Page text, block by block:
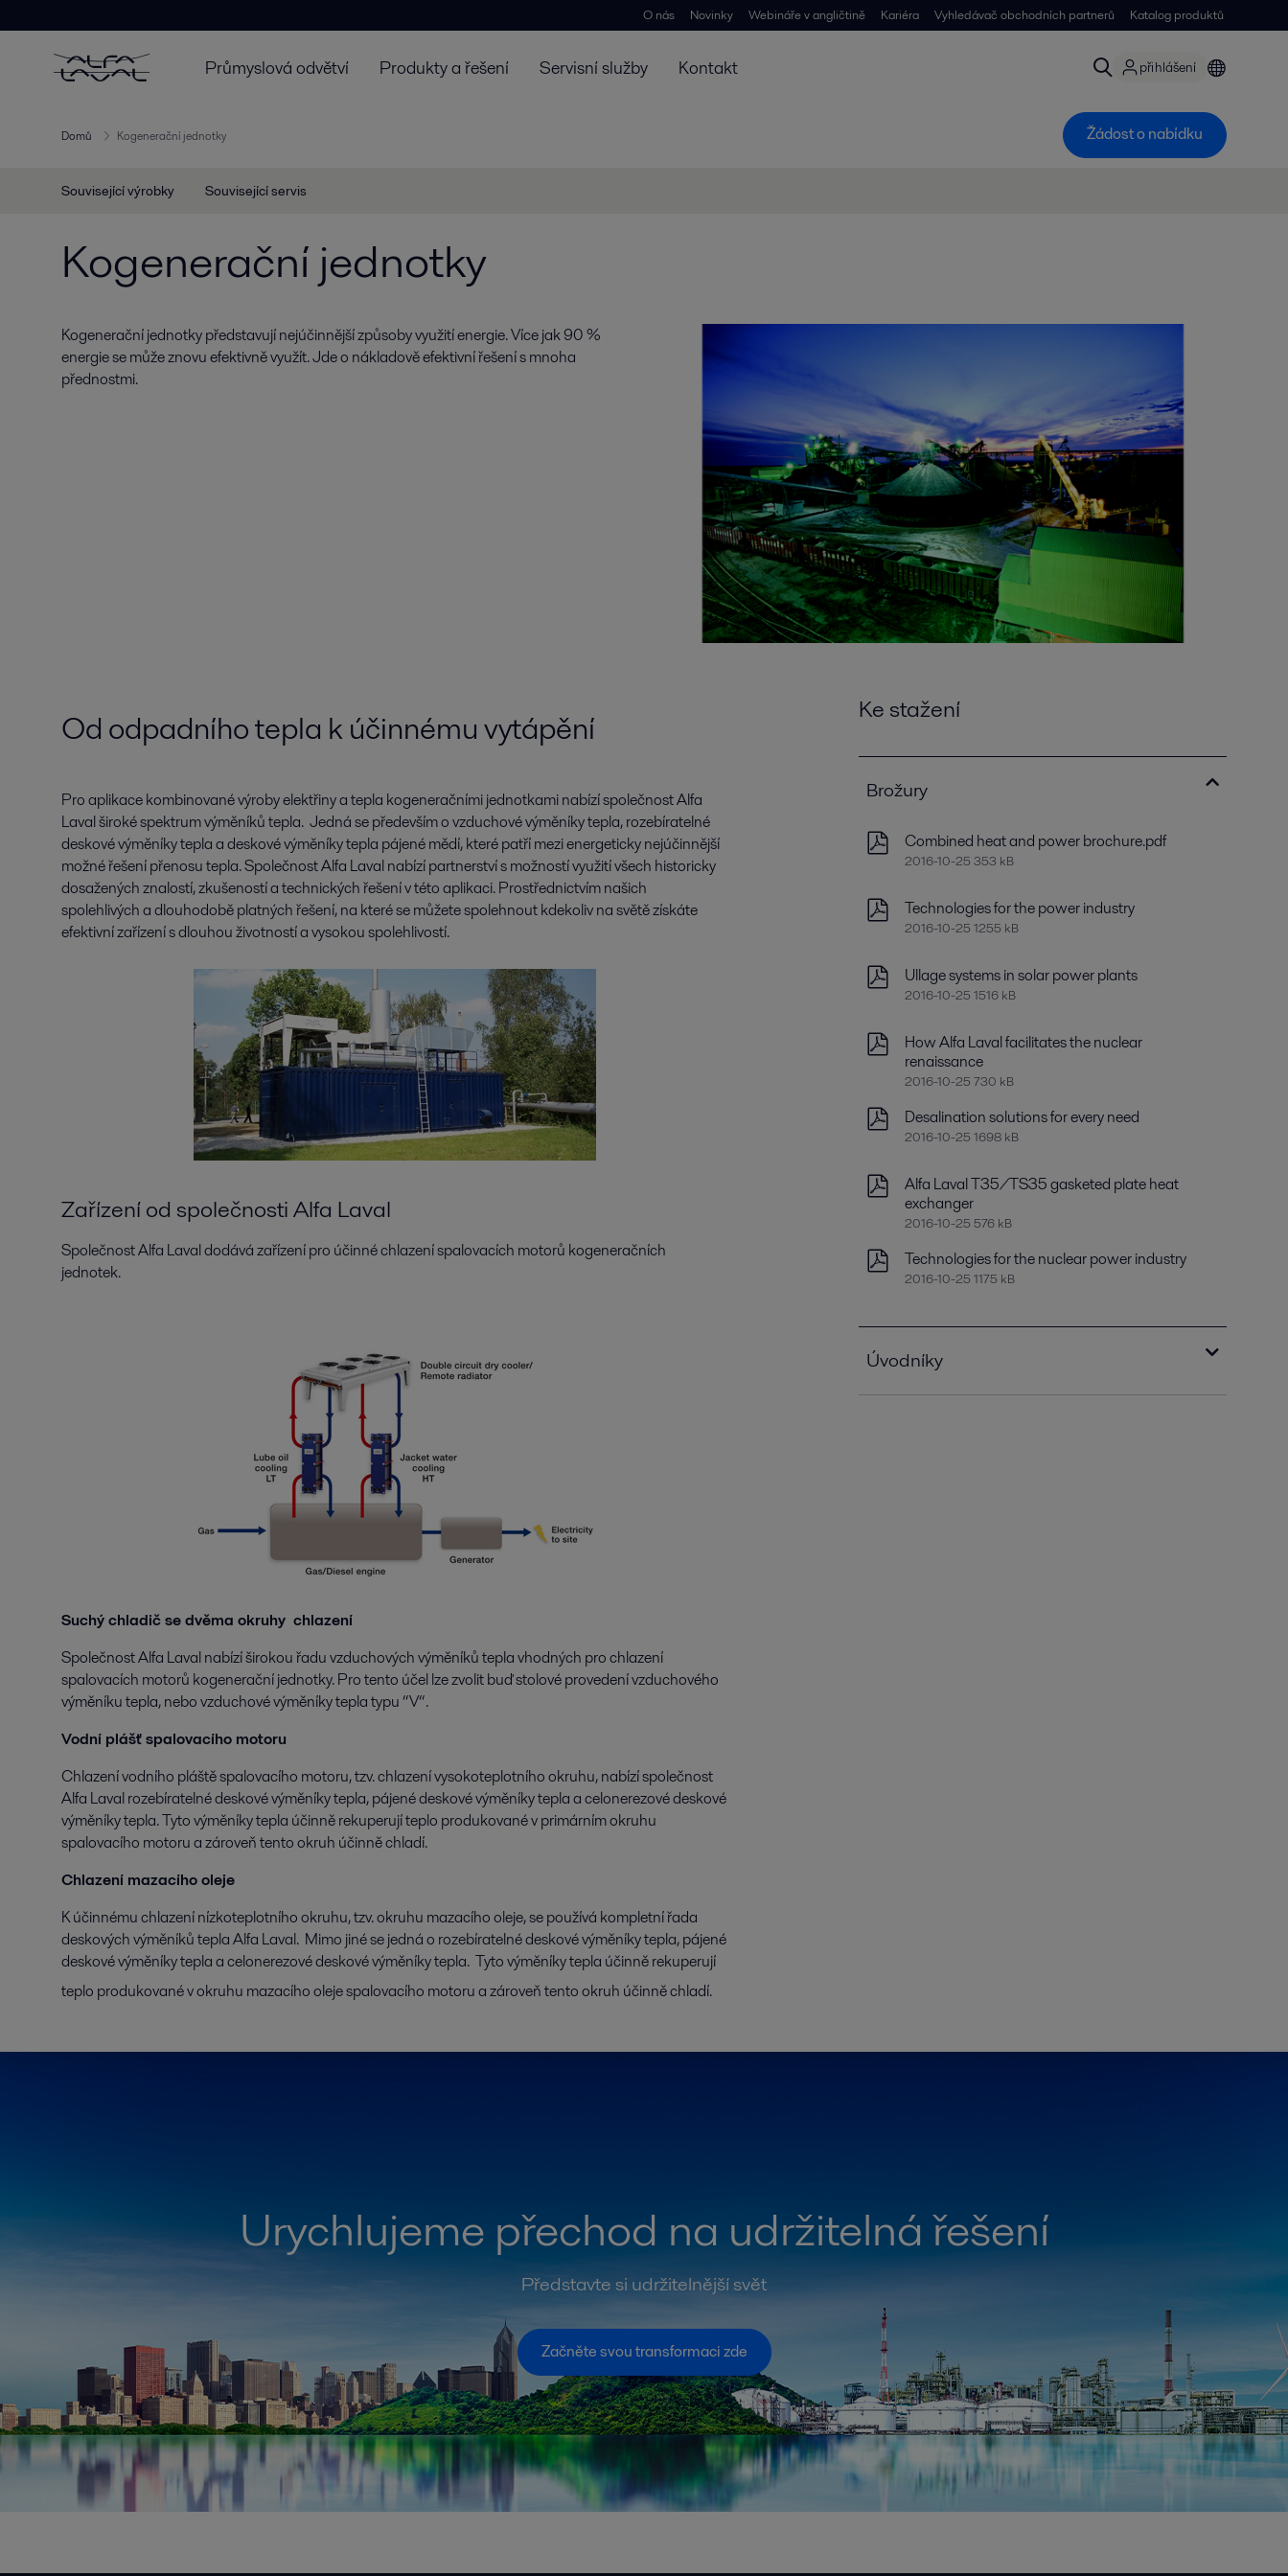
O nás Novinky Webináře v angličtině Kariéra Vyhledávač obchodních partnerů Katalog produktů
Průmyslová odvětví Produkty a řešení Servisní služby Kontakt přihlášení
Domů Kogenerační jednotky Žádost o nabídku
Související výrobky Související servis
Kogenerační jednotky
Kogenerační jednotky představují nejúčinnější způsoby využití energie. Více jak 90 %
energie se může znovu efektivně využít. Jde o nákladově efektivní řešení s mnoha
přednostmi.
Od odpadního tepla k účinnému vytápění
Pro aplikace kombinované výroby elektřiny a tepla kogeneračními jednotkami nabízí společnost Alfa
Laval široké spektrum výměníků tepla. Jedná se především o vzduchové výměníky tepla, rozebíratelné
deskové výměníky tepla a deskové výměníky tepla pájené mědí, které patří mezi energeticky nejúčinnější
možné řešení přenosu tepla. Společnost Alfa Laval nabízí partnerství s možností využití všech historicky
dosažených znalostí, zkušeností a technických řešení v této aplikaci. Prostřednictvím našich
spolehlivých a dlouhodobě platných řešení, na které se můžete spolehnout kdekoliv na světě získáte
efektivní zařízení s dlouhou životností a vysokou spolehlivostí.
Zařízení od společnosti Alfa Laval
Společnost Alfa Laval dodává zařízení pro účinné chlazení spalovacích motorů kogeneračních
jednotek.
Suchý chladič se dvěma okruhy chlazení
Společnost Alfa Laval nabízí širokou řadu vzduchových výměníků tepla vhodných pro chlazení
spalovacích motorů kogenerační jednotky. Pro tento účel lze zvolit buď stolové provedení vzduchového
výměníku tepla, nebo vzduchové výměníky tepla typu “V“.
Vodní plášť spalovacího motoru
Chlazení vodního pláště spalovacího motoru, tzv. chlazení vysokoteplotního okruhu, nabízí společnost
Alfa Laval rozebíratelné deskové výměníky tepla, pájené deskové výměníky tepla a celonerezové deskové
výměníky tepla. Tyto výměníky tepla účinně rekuperují teplo produkované v primárním okruhu
spalovacího motoru a zároveň tento okruh účinně chladí.
Chlazení mazacího oleje
K účinnému chlazení nízkoteplotního okruhu, tzv. okruhu mazacího oleje, se používá kompletní řada
deskových výměníků tepla Alfa Laval. Mimo jiné se jedná o rozebíratelné deskové výměníky tepla, pájené
deskové výměníky tepla a celonerezové deskové výměníky tepla. Tyto výměníky tepla účinně rekuperují
teplo produkované v okruhu mazacího oleje spalovacího motoru a zároveň tento okruh účinně chladí.
Ke stažení
Brožury
Combined heat and power brochure.pdf
2016-10-25 353 kB
Technologies for the power industry
2016-10-25 1255 kB
Ullage systems in solar power plants
2016-10-25 1516 kB
How Alfa Laval facilitates the nuclear
renaissance
2016-10-25 730 kB
Desalination solutions for every need
2016-10-25 1698 kB
Alfa Laval T35/TS35 gasketed plate heat
exchanger
2016-10-25 576 kB
Technologies for the nuclear power industry
2016-10-25 1175 kB
Úvodníky
Urychlujeme přechod na udržitelná řešení
Představte si udržitelnější svět
Začněte svou transformaci zde